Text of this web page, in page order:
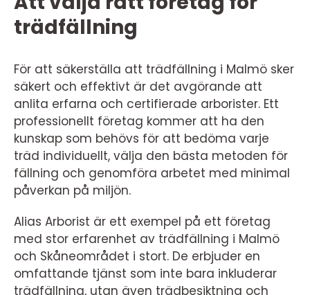
trädfällning
För att säkerställa att trädfällning i Malmö sker
säkert och effektivt är det avgörande att
anlita erfarna och certifierade arborister. Ett
professionellt företag kommer att ha den
kunskap som behövs för att bedöma varje
träd individuellt, välja den bästa metoden för
fällning och genomföra arbetet med minimal
påverkan på miljön.
Alias Arborist är ett exempel på ett företag
med stor erfarenhet av trädfällning i Malmö
och Skåneområdet i stort. De erbjuder en
omfattande tjänst som inte bara inkluderar
trädfällning, utan även trädbesiktning och